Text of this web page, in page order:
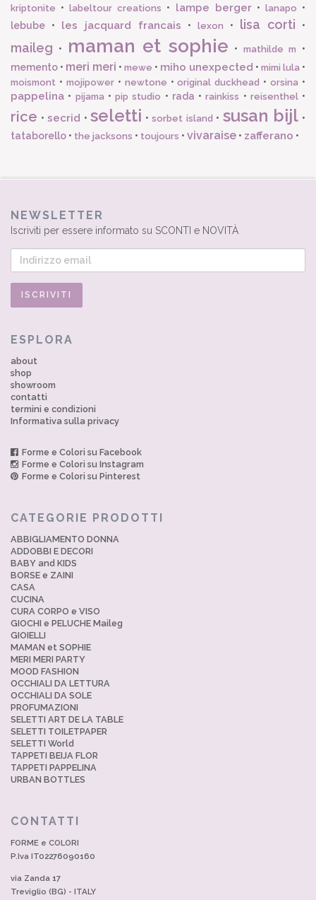
kriptonite •labeltour creations • lampe berger• lanapo •
lebube • les jacquard francais • lexon • lisa corti •
maileg • maman et sophie • mathilde m
•
memento • meri meri • mewe • miho unexpected • mimi lula •
moismont • mojipower• newtone •original duckhead •orsina •
pappelina • pijama • pip studio • rada •rainkiss • reisenthel•
rice •secrid •seletti •sorbet island • susan bijl •
tataborello • the jacksons • toujours • vivaraise • zafferano •
NEWSLETTER
Iscriviti per essere informato su SCONTI e NOVITÀ
ESPLORA
about
shop
showroom
contatti
termini e condizioni
Informativa sulla privacy
Forme e Colori su Facebook
Forme e Colori su Instagram
Forme e Colori su Pinterest
CATEGORIE PRODOTTI
ABBIGLIAMENTO DONNA
ADDOBBI E DECORI
BABY and KIDS
BORSE e ZAINI
CASA
CUCINA
CURA CORPO e VISO
GIOCHI e PELUCHE Maileg
GIOIELLI
MAMAN et SOPHIE
MERI MERI PARTY
MOOD FASHION
OCCHIALI DA LETTURA
OCCHIALI DA SOLE
PROFUMAZIONI
SELETTI ART DE LA TABLE
SELETTI TOILETPAPER
SELETTI World
TAPPETI BEIJA FLOR
TAPPETI PAPPELINA
URBAN BOTTLES
CONTATTI
FORME e COLORI
P.Iva IT02276090160
via Zanda 17
Treviglio (BG) - ITALY